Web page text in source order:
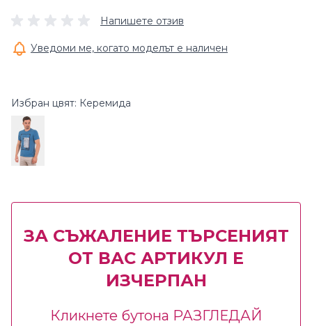
Напишете отзив
Уведоми ме, когато моделът е наличен
Избран цвят: Керемида
ЗА СЪЖАЛЕНИЕ ТЪРСЕНИЯТ
ОТ ВАС АРТИКУЛ Е
ИЗЧЕРПАН
Кликнете бутона РАЗГЛЕДАЙ